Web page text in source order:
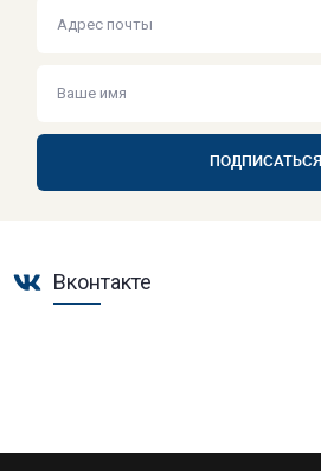
ПОДПИСАТЬСЯ
Вконтакте